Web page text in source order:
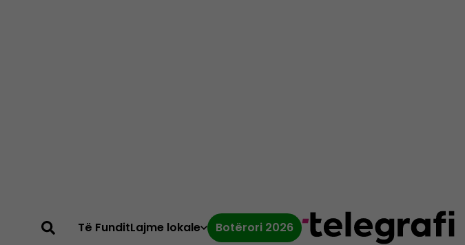
Të FunditLajme lokale Botërori 2026